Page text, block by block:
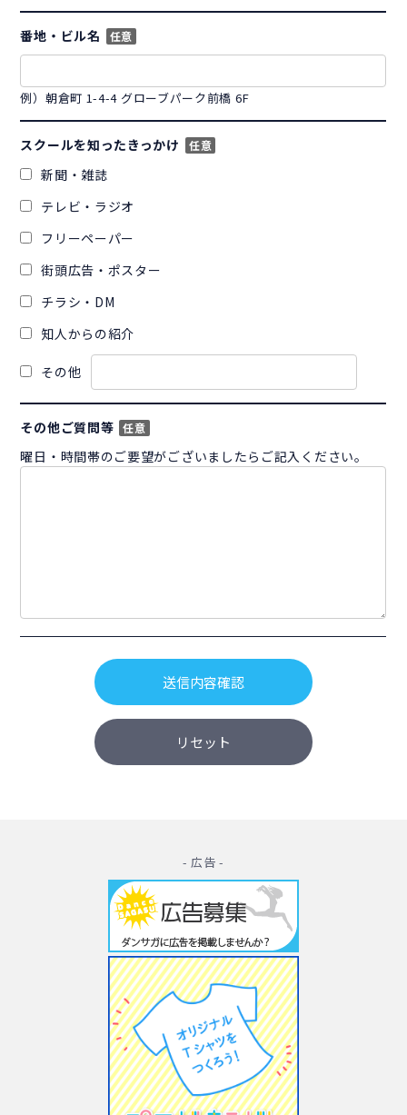
番地・ビル名 任意
例）朝倉町 1-4-4 グローブパーク前橋 6F
スクールを知ったきっかけ 任意
新聞・雑誌
テレビ・ラジオ
フリーペーパー
街頭広告・ポスター
チラシ・DM
知人からの紹介
その他
その他ご質問等 任意
曜日・時間帯のご要望がございましたらご記入ください。
- 広告 -